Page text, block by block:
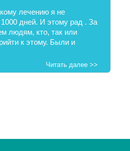
лечению я не
дней. И этому рад . За
людям, кто, так или
к этому. Были и
Читать далее >>